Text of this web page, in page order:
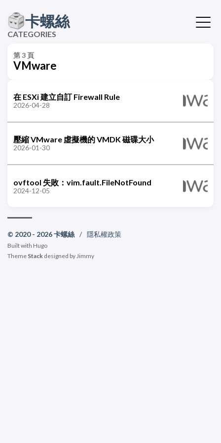
卡螺絲
CATEGORIES
第 3 頁
VMware
在 ESXi 建立自訂 Firewall Rule
2026-04-28
壓縮 VMware 虛擬機的 VMDK 磁碟大小
2026-01-30
ovftool 失敗：vim.fault.FileNotFound
2024-12-05
© 2020 - 2026 卡螺絲 / 隱私權政策
Built with Hugo
Theme Stack designed byJimmy